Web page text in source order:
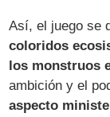
Así, el juego se
coloridos
los monstruos
ambición y el
aspecto